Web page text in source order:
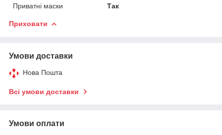
Приватні маски
Так
Приховати
Умови доставки
Нова Пошта
Всі умови доставки
Умови оплати